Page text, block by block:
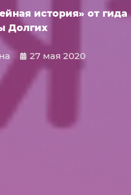
история» от гида
Долгих
27 мая 2020